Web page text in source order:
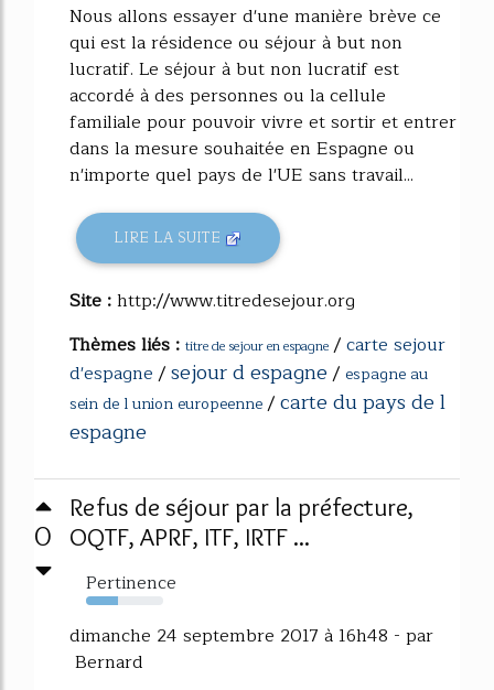
Nous allons essayer d'une manière brève ce
qui est la résidence ou séjour à but non
lucratif. Le séjour à but non lucratif est
accordé à des personnes ou la cellule
familiale pour pouvoir vivre et sortir et entrer
dans la mesure souhaitée en Espagne ou
n'importe quel pays de l'UE sans travail...
LIRE LA SUITE
Site :http://www.titredesejour.org
Thèmes liés : titre de sejour en espagne /carte sejour
d'espagne/sejour d espagne/ espagne au
sein de l union europeenne/carte du pays de l
espagne
0
Refus de séjour par la préfecture,
OQTF, APRF, ITF, IRTF ...
Pertinence
42%
dimanche 24 septembre 2017 à 16h48 - par
Bernard